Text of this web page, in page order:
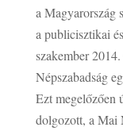
a Magyarország
a publicisztikai
szakember
Népszabadság
Ezt megelőzően
dolgozott, a Mai